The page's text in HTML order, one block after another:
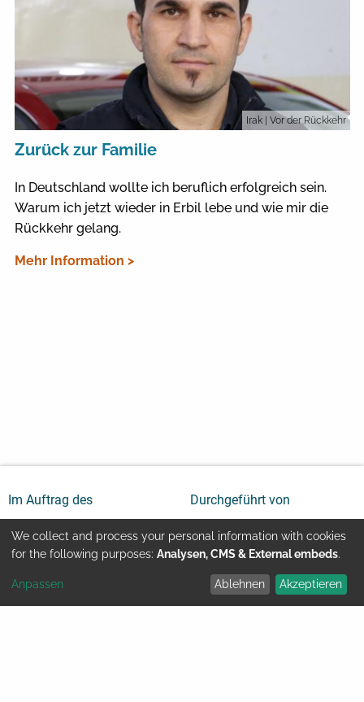
Irak | Vor der Rückkehr
Zurück zur Familie
In Deutschland wollte ich beruflich erfolgreich sein.
Warum ich jetzt wieder in Erbil lebe und wie mir die
Rückkehr gelang.
Mehr Information >
Im Auftrag des Durchgeführt von
Impressum
Use
of
We collect and process your personal information with cookies
for the following purposes: Analysen, CMS & External embeds.
Anpassen Ablehnen Akzeptieren